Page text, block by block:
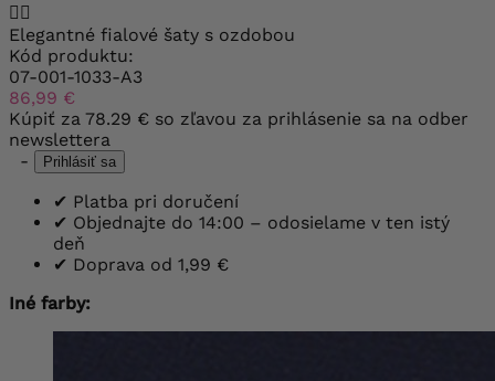

Elegantné fialové šaty s ozdobou
Kód produktu:
07-001-1033-A3
86,99 €
Kúpiť za 78.29 € so zľavou za prihlásenie sa na odber
newslettera
-
Prihlásiť sa
✔ Platba pri doručení
✔ Objednajte do 14:00 – odosielame v ten istý
deň
✔ Doprava od 1,99 €
Iné farby: